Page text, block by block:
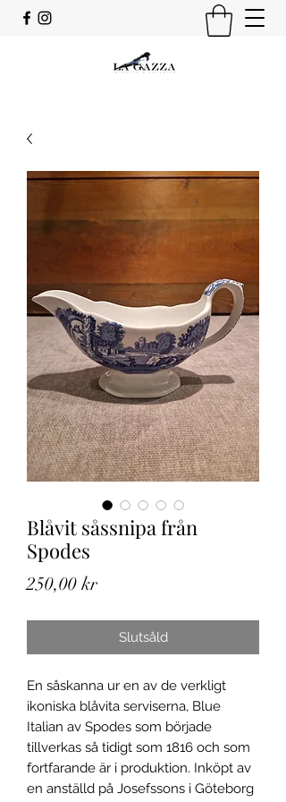
Blåvit såssnipa från
Spodes
250,00 krPris
Slutsåld
En såskanna ur en av de verkligt
ikoniska blåvita serviserna, Blue
Italian av Spodes som började
tillverkas så tidigt som 1816 och som
fortfarande är i produktion. Inköpt av
en anställd på Josefssons i Göteborg